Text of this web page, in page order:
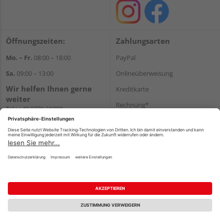
Öffnungszeiten:
Mo. – Fr. 08:00 – 18:00
Sa. 09:00 – 13:00
Wir helfen Ihnen gerne
weiter
Tel.:+49 9771 61880
E-Mail:info@holzland-
niemeyer.de
Zahlungsarten
PayPal
Onlineüberweisung
Kreditkarte
Rechnung*
Versand
Impressum AGB Widerruf
Datenschutz
Reservierungsbedingungen
Vertrag widerrufen